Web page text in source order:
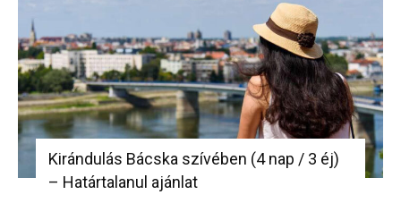
Kirándulás Bácska szívében (4 nap / 3 éj)
– Határtalanul ajánlat